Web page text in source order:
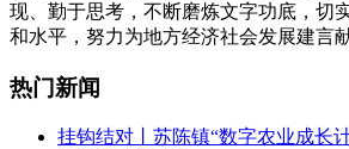
现、勤于思考，不断磨炼文字功底，切
和水平，努力为地方经济社会发展建言
热门新闻
挂钩结对丨苏陈镇“数字农业成长